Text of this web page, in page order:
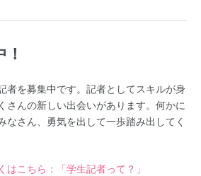
者を募集中です。記者としてスキルが身
さんの新しい出会いがあります。何かに
なさん、勇気を出して一歩踏み出してく
こちら：「学生記者って？」